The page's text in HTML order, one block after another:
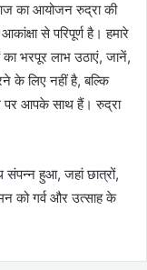
का आयोजन रुद्रा की
से परिपूर्ण है। हमारे
भरपूर लाभ उठाएं, जानें,
के लिए नहीं है, बल्कि
आपके साथ हैं। रुद्रा
संपन्न हुआ, जहां छात्रों,
को गर्व और उत्साह के